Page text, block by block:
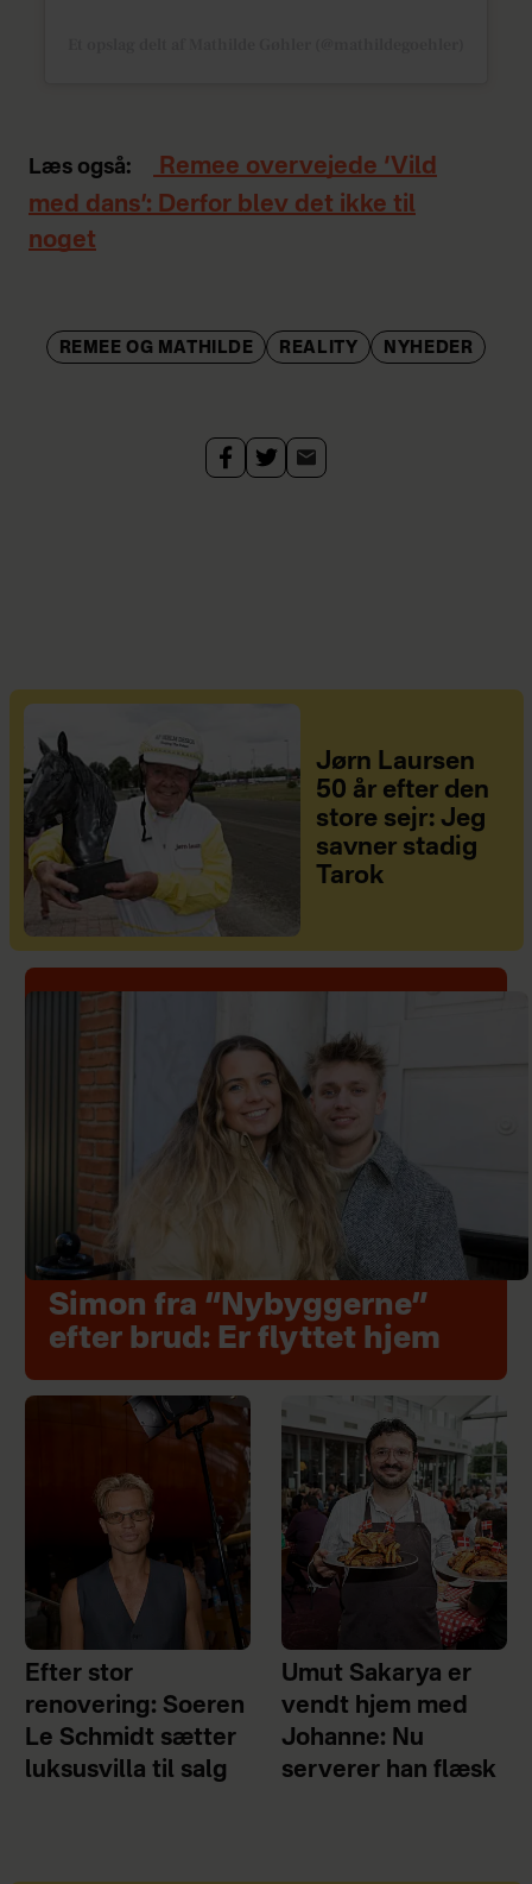
Læs også:
Remee overvejede ‘Vild
med dans’: Derfor blev det ikke til
noget
REMEE OG MATHILDE REALITY NYHEDER
Jørn Laursen
50 år efter den
store sejr: Jeg
savner stadig
Tarok
Simon fra “Nybyggerne”
efter brud: Er flyttet hjem
Efter stor
renovering: Soeren
Le Schmidt sætter
luksusvilla til salg
Umut Sakarya er
vendt hjem med
Johanne: Nu
serverer han flæsk